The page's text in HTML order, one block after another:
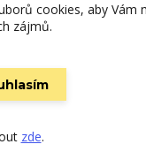
cookies, aby Vám
zájmů.
zde.